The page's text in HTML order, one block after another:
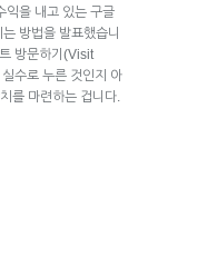
익을 내고 있는 구글
방법을 발표했습니
방문하기(Visit
수로 누른 것인지 아
를 마련하는 겁니다.